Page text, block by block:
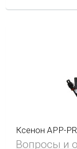
Ксенон APP-
Вопросы и